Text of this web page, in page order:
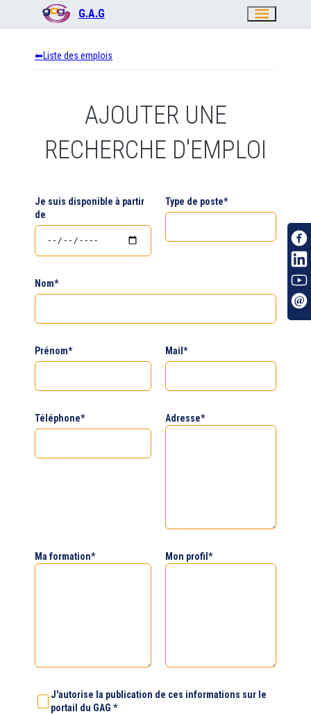
G.A.G menu
Liste des emplois
AJOUTER UNE
RECHERCHE D'EMPLOI
Je suis disponible à partir
de
Type de poste*
Nom*
Prénom* Mail *
Téléphone* Adresse*
Ma formation* Mon profil *
J'autorise la publication de ces informations sur le
portail du GAG *